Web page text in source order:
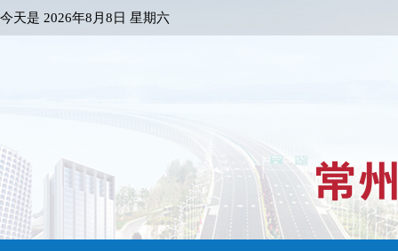
今天是 2026年8月8日 星期六